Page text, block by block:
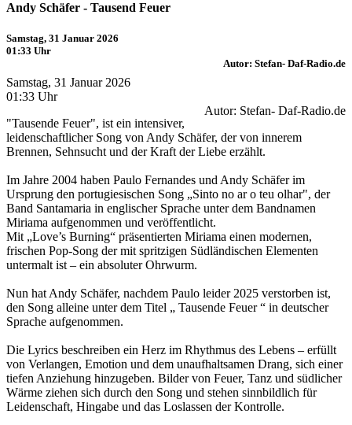
Andy Schäfer - Tausend Feuer
Samstag, 31 Januar 2026
01:33 Uhr
Autor: Stefan- Daf-Radio.de
Samstag, 31 Januar 2026
01:33 Uhr
Autor: Stefan- Daf-Radio.de
"Tausende Feuer", ist ein intensiver,
leidenschaftlicher Song von Andy Schäfer, der von innerem
Brennen, Sehnsucht und der Kraft der Liebe erzählt.
Im Jahre 2004 haben Paulo Fernandes und Andy Schäfer im
Ursprung den portugiesischen Song „Sinto no ar o teu olhar", der
Band Santamaria in englischer Sprache unter dem Bandnamen
Miriama aufgenommen und veröffentlicht.
Mit „Love’s Burning“ präsentierten Miriama einen modernen,
frischen Pop-Song der mit spritzigen Südländischen Elementen
untermalt ist – ein absoluter Ohrwurm.
Nun hat Andy Schäfer, nachdem Paulo leider 2025 verstorben ist,
den Song alleine unter dem Titel „ Tausende Feuer “ in deutscher
Sprache aufgenommen.
Die Lyrics beschreiben ein Herz im Rhythmus des Lebens – erfüllt
von Verlangen, Emotion und dem unaufhaltsamen Drang, sich einer
tiefen Anziehung hinzugeben. Bilder von Feuer, Tanz und südlicher
Wärme ziehen sich durch den Song und stehen sinnbildlich für
Leidenschaft, Hingabe und das Loslassen der Kontrolle.